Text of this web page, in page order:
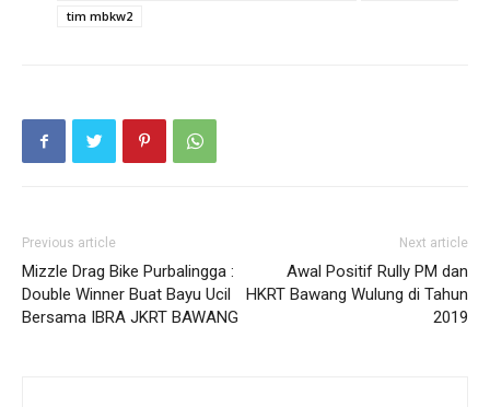
tim mbkw2
Previous article
Mizzle Drag Bike Purbalingga :
Double Winner Buat Bayu Ucil
Bersama IBRA JKRT BAWANG
Next article
Awal Positif Rully PM dan
HKRT Bawang Wulung di Tahun
2019